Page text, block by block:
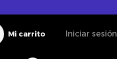
Mi carrito Iniciar sesión